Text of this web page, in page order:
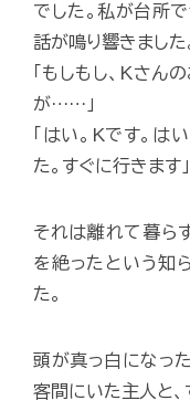
でした。私が台所
話が鳴り響きました
「もしもし、Kさ
が……」
「はい。Kです。
た。すぐに行きます」
それは離れて暮ら
を絶ったという知
た。
頭が真っ白になっ
客間にいた主人と